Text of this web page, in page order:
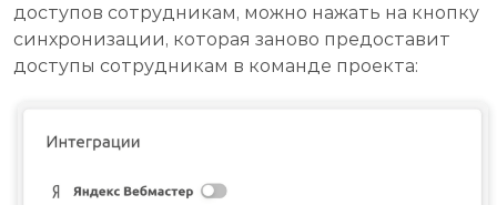
доступов сотрудникам, можно нажать на кнопку
синхронизации, которая заново предоставит
доступы сотрудникам в команде проекта: